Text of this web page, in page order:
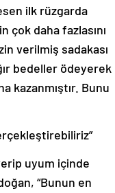
ilk rüzgarda
daha fazlasını
verilmiş sadakası
bedeller ödeyerek
kazanmıştır. Bunu
uyum içinde
“Bunun en